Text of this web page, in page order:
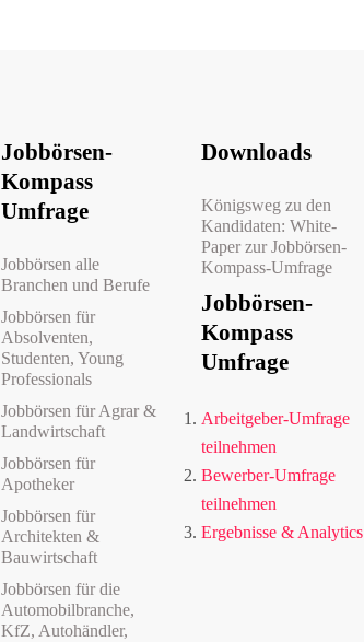
Jobbörsen-
Kompass
Umfrage
Jobbörsen alle
Branchen und Berufe
Jobbörsen für
Absolventen,
Studenten, Young
Professionals
Jobbörsen für Agrar &
Landwirtschaft
Jobbörsen für
Apotheker
Jobbörsen für
Architekten &
Bauwirtschaft
Jobbörsen für die
Automobilbranche,
KfZ, Autohändler,
Downloads
Königsweg zu den
Kandidaten: White-
Paper zur Jobbörsen-
Kompass-Umfrage
Jobbörsen-
Kompass
Umfrage
Arbeitgeber-Umfrage
teilnehmen
Bewerber-Umfrage
teilnehmen
Ergebnisse & Analytics